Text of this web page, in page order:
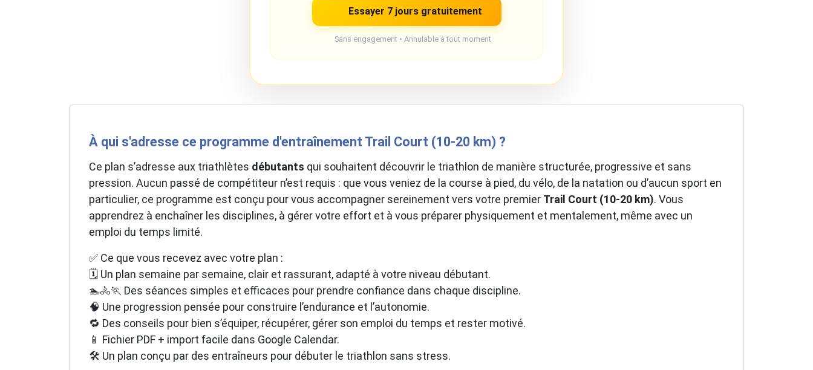
Essayer 7 jours gratuitement
Sans engagement • Annulable à tout moment
À qui s'adresse ce programme d'entraînement Trail Court (10-20 km) ?
Ce plan s’adresse aux triathlètes débutants qui souhaitent découvrir le triathlon de manière structurée, progressive et sans
pression. Aucun passé de compétiteur n’est requis : que vous veniez de la course à pied, du vélo, de la natation ou d’aucun sport en
particulier, ce programme est conçu pour vous accompagner sereinement vers votre premier Trail Court (10-20 km). Vous
apprendrez à enchaîner les disciplines, à gérer votre effort et à vous préparer physiquement et mentalement, même avec un
emploi du temps limité.
✅ Ce que vous recevez avec votre plan :
🗓️ Un plan semaine par semaine, clair et rassurant, adapté à votre niveau débutant.
🏊🚴🏃 Des séances simples et efficaces pour prendre confiance dans chaque discipline.
🧠 Une progression pensée pour construire l’endurance et l’autonomie.
🔁 Des conseils pour bien s’équiper, récupérer, gérer son emploi du temps et rester motivé.
📱 Fichier PDF + import facile dans Google Calendar.
🛠️ Un plan conçu par des entraîneurs pour débuter le triathlon sans stress.